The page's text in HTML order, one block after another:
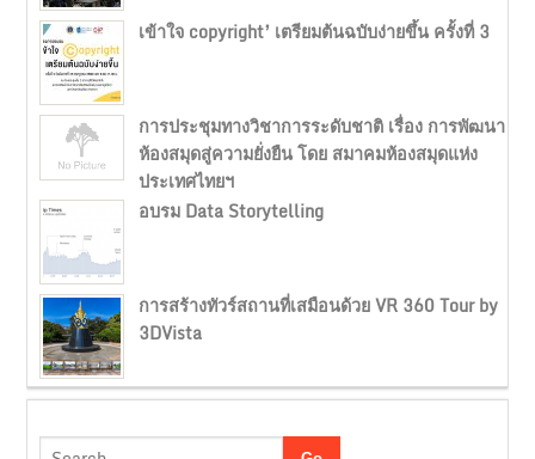
เข้าใจ copyright’ เตรียมต้นฉบับง่ายขึ้น ครั้งที่ 3
การประชุมทางวิชาการระดับชาติ เรื่อง การพัฒนา
ห้องสมุดสู่ความยั่งยืน โดย สมาคมห้องสมุดแห่ง
ประเทศไทยฯ
อบรม Data Storytelling
การสร้างทัวร์สถานที่เสมือนด้วย VR 360 Tour by
3DVista